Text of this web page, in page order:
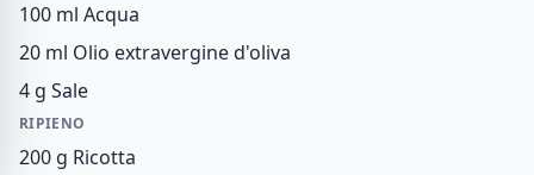
100 ml Acqua
20 ml Olio extravergine d'oliva
4 g Sale
RIPIENO
200 g Ricotta